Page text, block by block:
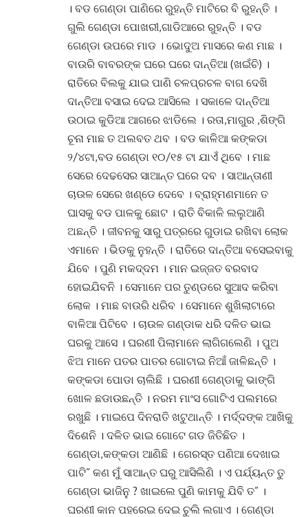
। ବଡ ଗେଣ୍ଡା ପାଣିରେ ରୁହନ୍ତି ମାଟିରେ ବି ରୁହନ୍ତି ।
ଗୁଲି ଗେଣ୍ଡା ପୋଖରୀ,ଗାଡିଆରେ ରୁହନ୍ତି । ବଡ
ଗେଣ୍ଡା ଉପରେ ମାଡ । ଭୋଦୁଅ ମାସରେ କଣ ମାଛ ।
ବାଉରି ବାବରଙ୍କ ଘରେ ଘରେ ଦାନ୍ତିଆ (ଖଇଁଚି) ।
ରାତିରେ ବିଲକୁ ଯାଇ ପାଣି ଚଳପ୍ରଚଳ ବାଗ ଦେଖି
ଦାନ୍ତିଆ ବସାଇ ଦେଇ ଆସିଲେ । ସକାଳେ ଦାନ୍ତିଆ
ଉଠାଇ କୁଡିଆ ଆଗରେ ଝାଡିଲେ । ରତା,ମାଗୁର ,ଶିଙ୍ଗି
ଚୂନା ମାଛ ତ ଅଲବତ ଥବ । ବଡ କାଳିଆ କଙ୍କଡା
୨/୪ଟା,ବଡ ଗେଣ୍ଡା ୧୦/୧୫ ଟା ଯାଏଁ ଥିବେ । ମାଛ
ସେରେ ଦେଢସେର ସାଆନ୍ତ ଘରେ ଦବ । ସାଆନ୍ତାଣୀ
ଚାଉଳ ସେରେ ଖଣ୍ଡେ ଦେବେ । ବ୍ରାହ୍ମଣମାନେ ତ
ଘାସକୁ ବଡ ପାଳକୁ ଛୋଟ । ରାତି ବିକାଳି ଲଲୁଆଣି
ଅଛନ୍ତି । ଜୀବନକୁ ସାରୁ ପତ୍ରରେ ଗୁଡାଇ ରଖିବା ଲୋକ
ଏମାନେ । ଭିଡକୁ ନୁହନ୍ତି । ରାତିରେ ଦାନ୍ତିଆ ବସେଇବାକୁ
ଯିବେ । ପୁଣି ମକଦ୍ଦମ । ମାନ ଇଜ୍ଜତ ବରବାଦ
ହୋଇଯିବନି । ସେମାନେ ପର ତୁଣ୍ଡରେ ସୁଆଦ କରିବା
ଲୋକ । ମାଛ ବାଉରି ଧରିବ । ସେମାନେ ଶୁଖିଲାଟାରେ
ବାଳିଆ ପିଟିବେ । ଚାଉଳ ଗଣ୍ଡାକ ଧରି ଦଳିତ ଭାଇ
ଘରକୁ ଆସେ । ଘରଣୀ ପିଲାମାନେ ଲାଗିଗଲେଣି । ପୁଅ
ଝିଅ ମାନେ ପତର ପାତର ଗୋଟାଇ ନିଆଁ ଜାଳିଛନ୍ତି ।
କଙ୍କଡା ପୋଡା ଚାଲିଛି । ଘରଣୀ ଗେଣ୍ଡାକୁ ଭାଙ୍ଗି
ଖୋଳ ଛଡାଉଛନ୍ତି । ନରମ ମାଂସ ଗୋଟିଏ ପଲମରେ
ରଖୁଛି । ମାଇପେ ଦିନରାତି ଖଟୁଥାନ୍ତି । ମର୍ଦ୍ଦଙ୍କ ଆଖିକୁ
ଦିଶେନି । ଦଳିତ ଭାଇ ଗୋଟେ ଗଡ ଜିତିଛିତ ।
ଗେଣ୍ଡା,କଙ୍କଡା ଆଣିଛି । ଗେରସ୍ତ ପଣିଆ ଦେଖାଇ
ପାଟି” କଣ ମୁଁ ସାଆନ୍ତ ଘରୁ ଆସିଲିଣି । ଏ ପର୍ଯ୍ୟନ୍ତ ତୁ
ଗେଣ୍ଡା ଭାଜିନୁ ? ଖାଇଲେ ପୁଣି କାମକୁ ଯିବି ତ” ।
ଘରଣୀ କାନ ପହରେଇ ଦେଇ ଚୁଲି ଲଗାଏ । ଗେଣ୍ଡା